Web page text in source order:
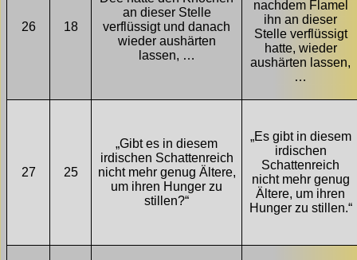
26 18
an dieser Stelle
verflüssigt und danach
wieder aushärten
lassen, …
nachdem Flamel
ihn an dieser
Stelle verflüssigt
hatte, wieder
aushärten lassen,
…
27 25
„Gibt es in diesem
irdischen Schattenreich
nicht mehr genug Ältere,
um ihren Hunger zu
stillen?“
„Es gibt in diesem
irdischen
Schattenreich
nicht mehr genug
Ältere, um ihren
Hunger zu stillen.“